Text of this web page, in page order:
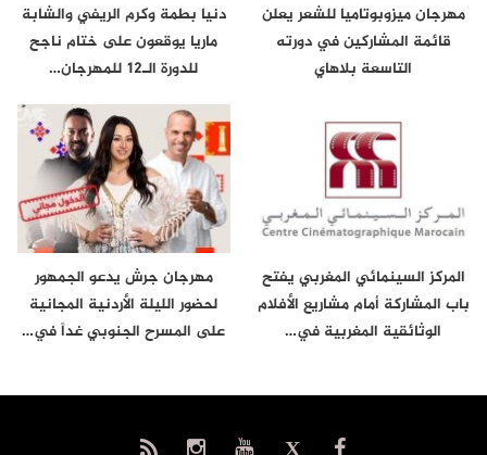
مهرجان ميزوبوتاميا للشعر يعلن
قائمة المشاركين في دورته
التاسعة بلاهاي
دنيا بطمة وكرم الريفي والشابة
ماريا يوقعون على ختام ناجح
للدورة الـ12 للمهرجان…
المركز السينمائي المغربي يفتح
باب المشاركة أمام مشاريع الأفلام
الوثائقية المغربية في…
مهرجان جرش يدعو الجمهور
لحضور الليلة الأردنية المجانية
على المسرح الجنوبي غداً في…